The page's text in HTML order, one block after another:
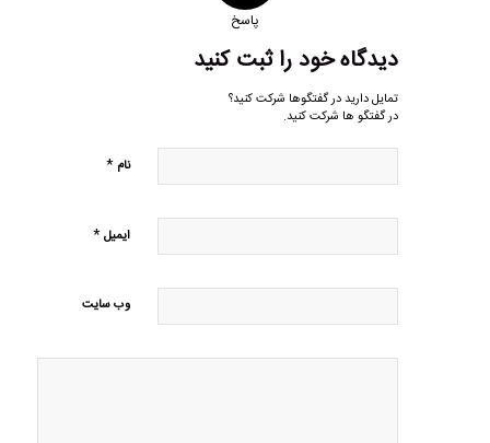
پاسخ
دیدگاه خود را ثبت کنید
تمایل دارید در گفتگوها شرکت کنید؟
در گفتگو ها شرکت کنید.
نام *
ایمیل*
وب‌ سایت